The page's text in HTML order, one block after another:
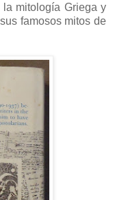
mitología Griega y
famosos mitos de